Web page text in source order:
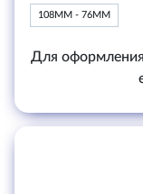
108ММ - 76ММ
Для оформления